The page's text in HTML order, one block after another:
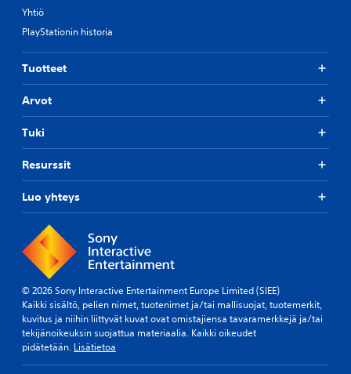
Yhtiö
PlayStationin historia
Tuotteet
Arvot
Tuki
Resurssit
Luo yhteys
© 2026 Sony Interactive Entertainment Europe Limited (SIEE)
Kaikki sisältö, pelien nimet, tuotenimet ja/tai mallisuojat, tuotemerkit,
kuvitus ja niihin liittyvät kuvat ovat omistajiensa tavaramerkkejä ja/tai
tekijänoikeuksin suojattua materiaalia. Kaikki oikeudet
pidätetään. Lisätietoa